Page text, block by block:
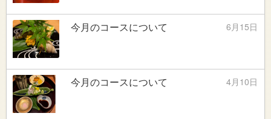
6月15日
今月のコースについて
4月10日
今月のコースについて